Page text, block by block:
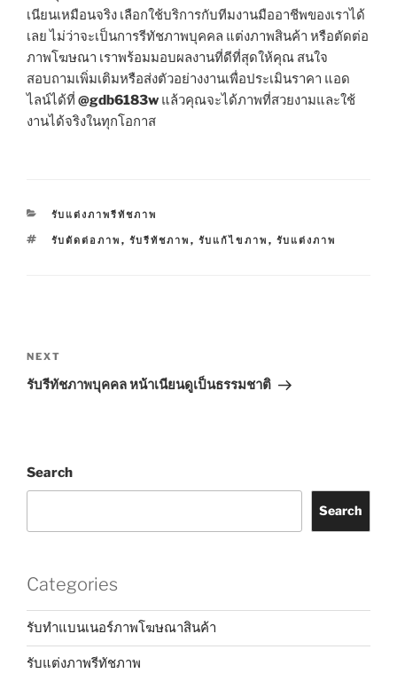
เนียนเหมือนจริง เลือกใช้บริการกับทีมงานมืออาชีพของเราได้
เลย ไม่ว่าจะเป็นการรีทัชภาพบุคคล แต่งภาพสินค้า หรือตัดต่อ
ภาพโฆษณา เราพร้อมมอบผลงานที่ดีที่สุดให้คุณ สนใจ
สอบถามเพิ่มเติมหรือส่งตัวอย่างงานเพื่อประเมินราคา แอด
ไลน์ได้ที่ @gdb6183w แล้วคุณจะได้ภาพที่สวยงามและใช้
งานได้จริงในทุกโอกาส
CATEGORIES
รับแต่งภาพรีทัชภาพ
TAGS
รับตัดต่อภาพ , รับรีทัชภาพ , รับแก้ไขภาพ , รับแต่งภาพ
navigation
Next
Post
NEXT
รับรีทัชภาพบุคคล หน้าเนียนดูเป็นธรรมชาติ
Search
Search
Categories
รับทำแบนเนอร์ภาพโฆษณาสินค้า
รับแต่งภาพรีทัชภาพ